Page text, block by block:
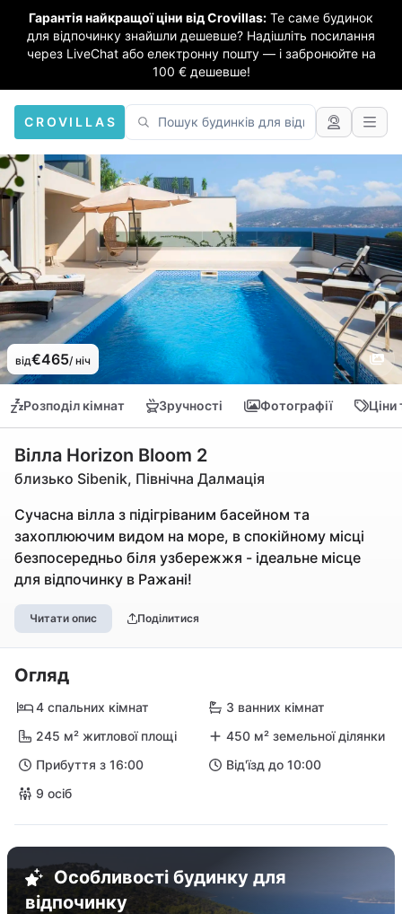
Гарантія найкращої ціни від Crovillas: Те саме будинок
для відпочинку знайшли дешевше? Надішліть посилання
через LiveChat або електронну пошту — і забронюйте на
100 € дешевше!
CROVILLAS
від€465/ ніч
Розподіл кімнат Зручності Фотографії Ціни
Вілла Horizon Bloom 2
близько Sibenik, Північна Далмація
Сучасна вілла з підігріваним басейном та
захоплюючим видом на море, в спокійному місці
безпосередньо біля узбережжя - ідеальне місце
для відпочинку в Ражані!
Читати опис Поділитися
Огляд
4 спальних кімнат
3 ванних кімнат
245 м² житлової площі
450 м² земельної ділянки
Прибуття з 16:00
Від'їзд до 10:00
9 осіб
Особливості будинку для
відпочинку